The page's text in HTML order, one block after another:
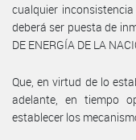
cualquier
deberá ser puesta de
DE ENERGÍA DE LA
Que, en virtud de lo
adelante, en tiempo
establecer los